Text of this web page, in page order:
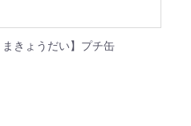
まきょうだい】プチ缶